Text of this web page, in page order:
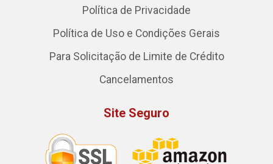
Política de Privacidade
Política de Uso e Condições Gerais
Para Solicitação de Limite de Crédito
Cancelamentos
Site Seguro